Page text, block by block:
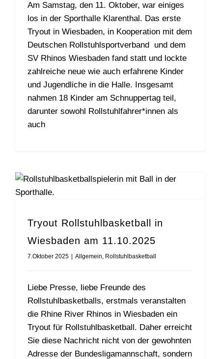
Am Samstag, den 11. Oktober, war einiges
los in der Sporthalle Klarenthal. Das erste
Tryout in Wiesbaden, in Kooperation mit dem
Deutschen Rollstuhlsportverband und dem
SV Rhinos Wiesbaden fand statt und lockte
zahlreiche neue wie auch erfahrene Kinder
und Jugendliche in die Halle. Insgesamt
nahmen 18 Kinder am Schnuppertag teil,
darunter sowohl Rollstuhlfahrer*innen als
auch
Tryout Rollstuhlbasketball in
Wiesbaden am 11.10.2025
7.Oktober 2025 Allgemein, Rollstuhlbasketball
Liebe Presse, liebe Freunde des
Rollstuhlbasketballs, erstmals veranstalten
die Rhine River Rhinos in Wiesbaden ein
Tryout für Rollstuhlbasketball. Daher erreicht
Sie diese Nachricht nicht von der gewohnten
Adresse der Bundesligamannschaft, sondern